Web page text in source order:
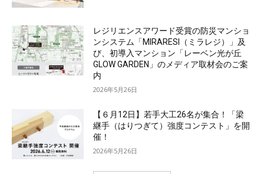
レジリエンスアワード受賞の防災マンショ
ンシステム「MIRARESI（ミラレジ）」及
び、初導入マンション「レーベン光が丘
GLOW GARDEN」のメディア取材会のご案
内
2026年5月26日
【６月12日】若手大工26名が集合！「梁
継手（はりつぎて）強度コンテスト」を開
催！
2026年5月26日